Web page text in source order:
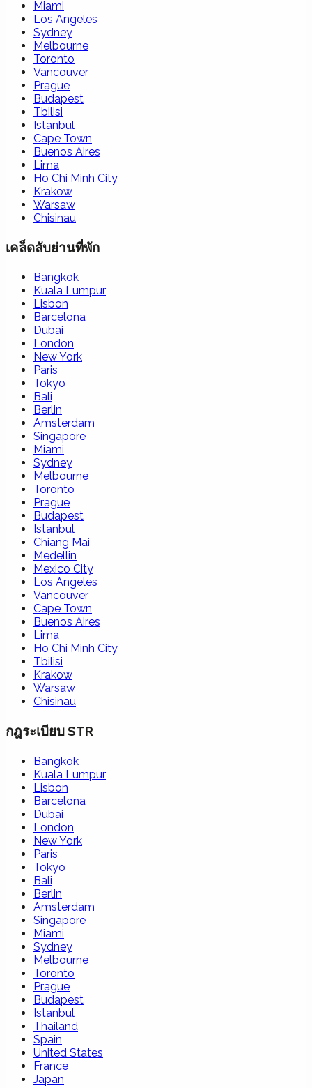
Miami
Los Angeles
Sydney
Melbourne
Toronto
Vancouver
Prague
Budapest
Tbilisi
Istanbul
Cape Town
Buenos Aires
Lima
Ho Chi Minh City
Krakow
Warsaw
Chisinau
เคล็ดลับย่านที่พัก
Bangkok
Kuala Lumpur
Lisbon
Barcelona
Dubai
London
New York
Paris
Tokyo
Bali
Berlin
Amsterdam
Singapore
Miami
Sydney
Melbourne
Toronto
Prague
Budapest
Istanbul
Chiang Mai
Medellin
Mexico City
Los Angeles
Vancouver
Cape Town
Buenos Aires
Lima
Ho Chi Minh City
Tbilisi
Krakow
Warsaw
Chisinau
กฎระเบียบ STR
Bangkok
Kuala Lumpur
Lisbon
Barcelona
Dubai
London
New York
Paris
Tokyo
Bali
Berlin
Amsterdam
Singapore
Miami
Sydney
Melbourne
Toronto
Prague
Budapest
Istanbul
Thailand
Spain
United States
France
Japan